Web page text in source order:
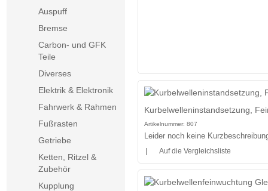
Kurbelwelleninstandsetzung,
Artikelnummer: 807
Leider noch keine
Auf die Vergleichsliste
Auspuff
Bremse
Carbon- und GFK
Teile
Diverses
Elektrik & Elektronik
Fahrwerk & Rahmen
Fußrasten
Getriebe
Ketten, Ritzel &
Zubehör
Kupplung